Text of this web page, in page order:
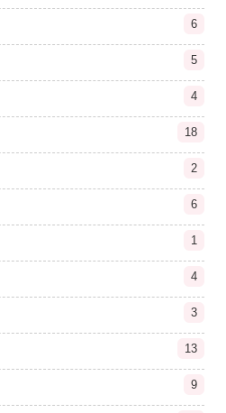
6
5
4
18
2
6
1
4
3
13
9